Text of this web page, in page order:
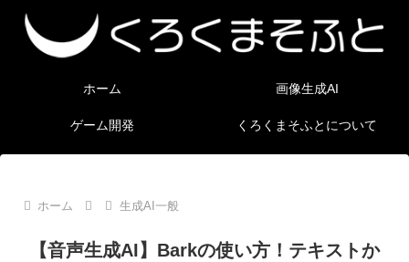
ホーム 画像生成AI
ゲーム開発 くろくまそふとについて
ホーム 生成AI一般
【音声生成AI】Barkの使い方！テキストか